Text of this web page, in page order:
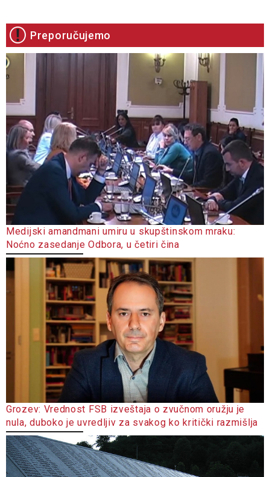
Preporučujemo
Medijski amandmani umiru u skupštinskom mraku:
Noćno zasedanje Odbora, u četiri čina
Grozev: Vrednost FSB izveštaja o zvučnom oružju je
nula, duboko je uvredljiv za svakog ko kritički razmišlja